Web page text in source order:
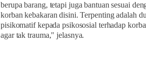
berupa barang, tetapi juga bantuan sesuai
korban kebakaran disini. Terpenting adalah
pisikomatif kepada psikososial terhadap
agar tak trauma," jelasnya.